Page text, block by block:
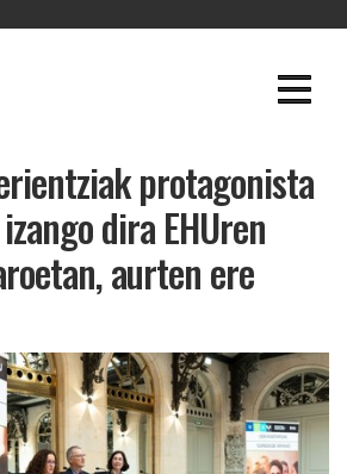
protagonista
dira EHUren
aurten ere